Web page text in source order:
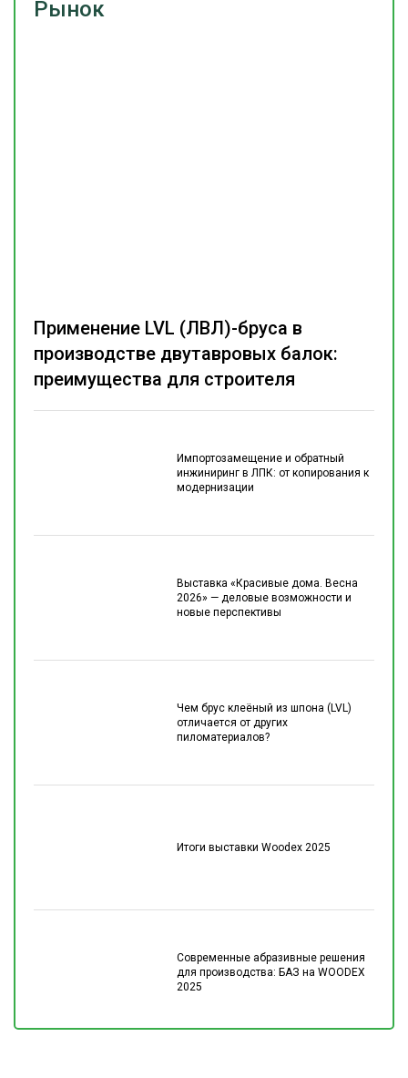
Рынок
Импортозамещение и обратный
инжиниринг в ЛПК: от копирования к
модернизации
Выставка «Красивые дома. Весна
2026» — деловые возможности и
новые перспективы
Чем брус клеёный из шпона (LVL)
отличается от других
пиломатериалов?
Итоги выставки Woodex 2025
Современные абразивные решения
для производства: БАЗ на WOODEX
2025
Применение LVL (ЛВЛ)-бруса в
производстве двутавровых балок:
преимущества для строителя